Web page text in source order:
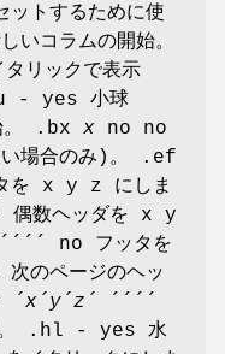
ットするために使
コラムの開始。
リックで表示
- yes 小球
。 .bx x no no
い場合のみ)。 .ef
を x y z にしま
数ヘッダを x y
no フッタを
ページのヘッ
´x´y´z´
´´´´
。 .hl - yes 水